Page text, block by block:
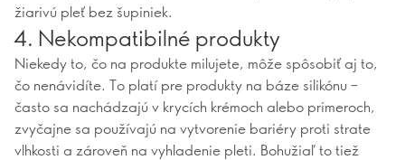
žiarivú pleť bez šupiniek.
4. Nekompatibilné produkty
Niekedy to, čo na produkte milujete, môže spôsobiť aj to,
čo nenávidíte. To platí pre produkty na báze silikónu –
často sa nachádzajú v krycích krémoch alebo primeroch,
zvyčajne sa používajú na vytvorenie bariéry proti strate
vlhkosti a zároveň na vyhladenie pleti. Bohužiaľ to tiež